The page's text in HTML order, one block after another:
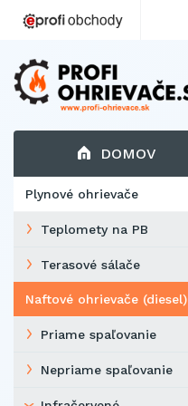
DOMOV
Plynové ohrievače
Teplomety na PB
Terasové sálače
Naftové ohrievače (diesel)
Priame spaľovanie
Nepriame spaľovanie